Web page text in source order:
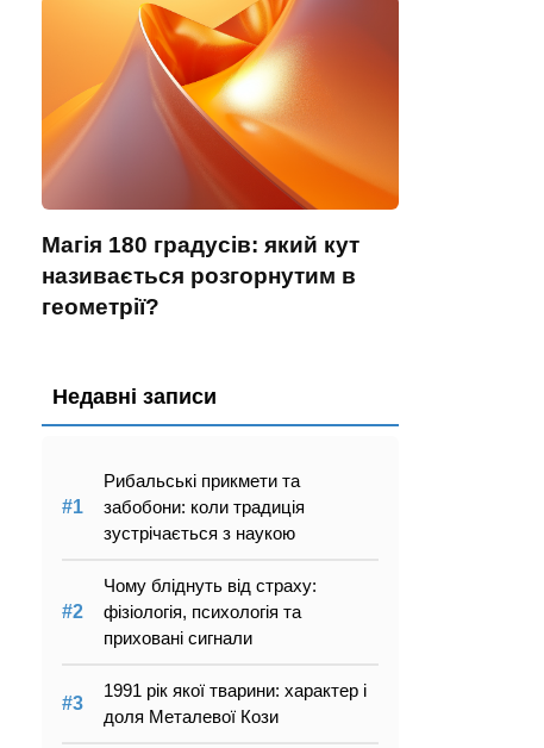
Магія 180 градусів: який кут
називається розгорнутим в
геометрії?
Недавні записи
Рибальські прикмети та
забобони: коли традиція
зустрічається з наукою
Чому бліднуть від страху:
фізіологія, психологія та
приховані сигнали
1991 рік якої тварини: характер і
доля Металевої Кози